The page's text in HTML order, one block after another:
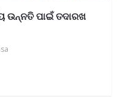
ଉନ୍ନତି ପାଇଁ ତଦାରଖ